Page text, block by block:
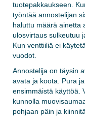
tuotepakkaukseen.
työntää annostelijan
haluttu määrä ainetta
ulosvirtaus sulkeutuu
Kun venttiiliä ei
vuodot.
Annostelija on täysin
avata ja koota. Pura
ensimmäistä käyttöä.
kunnolla
pohjaan päin ja